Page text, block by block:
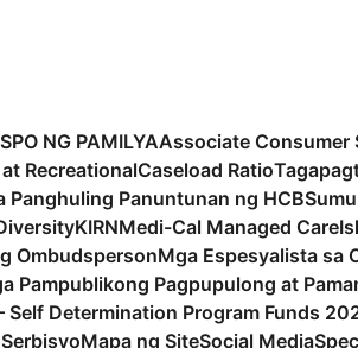
NG PAMILYAAssociate Consumer
RecreationalCaseload Ratio
Panghuling Panuntunan ng HCBS
KIRNMedi-Cal Managed Care
OmbudspersonMga Espesyalista sa
Pampublikong Pagpupulong at
Self Determination Program Funds
Mapa ng SiteSocial Media